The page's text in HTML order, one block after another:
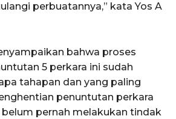
perbuatannya,” kata Yos A
bahwa proses
5 perkara ini sudah
tahapan dan yang paling
penuntutan perkara
belum pernah melakukan tindak